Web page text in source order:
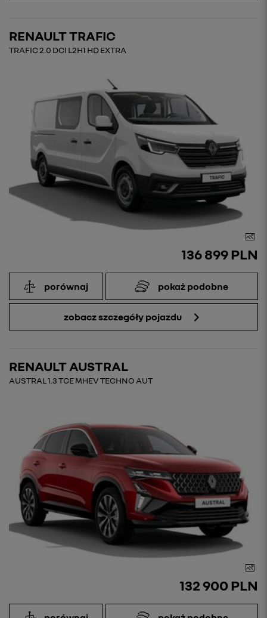
RENAULT TRAFIC
TRAFIC 2.0 DCI L2H1 HD EXTRA
136 899 PLN
porównaj pokaż podobne
zobacz szczegóły pojazdu
RENAULT AUSTRAL
AUSTRAL 1.3 TCE MHEV TECHNO AUT
132 900 PLN